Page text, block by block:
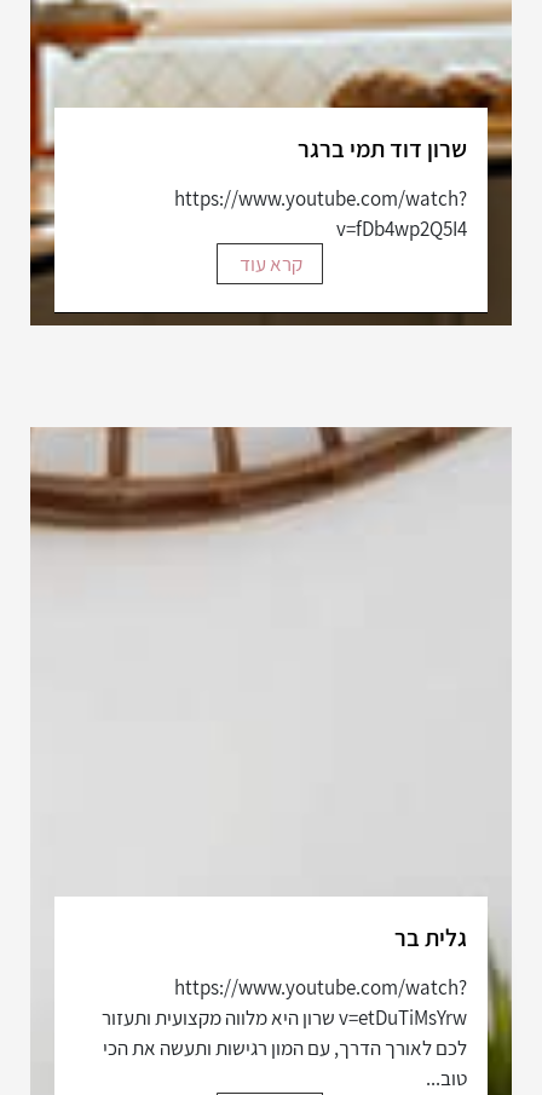
שרון דוד תמי ברגר
https://www.youtube.com/watch?
v=fDb4wp2Q5I4
קרא עוד
גלית בר
https://www.youtube.com/watch?
v=etDuTiMsYrw שרון היא מלווה מקצועית ותעזור
לכם לאורך הדרך, עם המון רגישות ותעשה את הכי
טוב...